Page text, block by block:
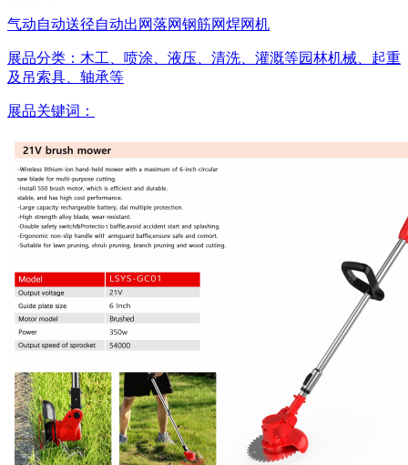
气动自动送径自动出网落网钢筋网焊网机
展品分类： 木工、喷涂、液压、清洗、灌溉等园林机械、起重
及吊索具、轴承等
展品关键词：